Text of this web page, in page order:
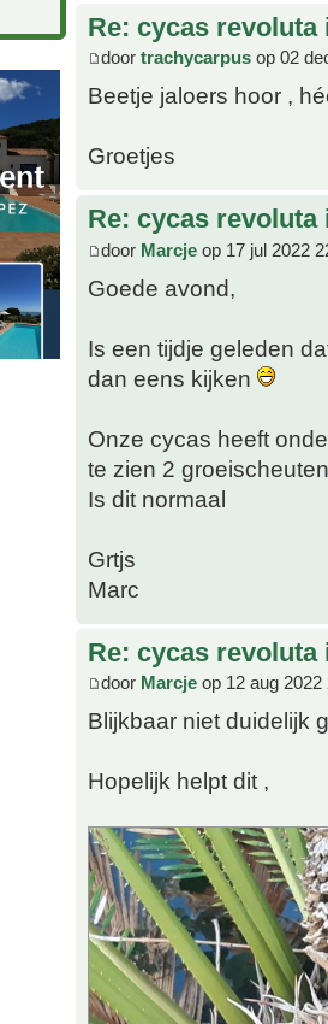
Re: cycas revoluta
door trachycarpus op 02
Beetje jaloers hoor ,
Groetjes
Re: cycas revoluta
door Marcje op 17 jul 2022
Goede avond,
Is een tijdje geleden
dan eens kijken
Onze cycas heeft
te zien 2
Is dit normaal
Grtjs
Marc
Re: cycas revoluta
door Marcje op 12 aug 2022
Blijkbaar niet duidelijk
Hopelijk helpt dit ,